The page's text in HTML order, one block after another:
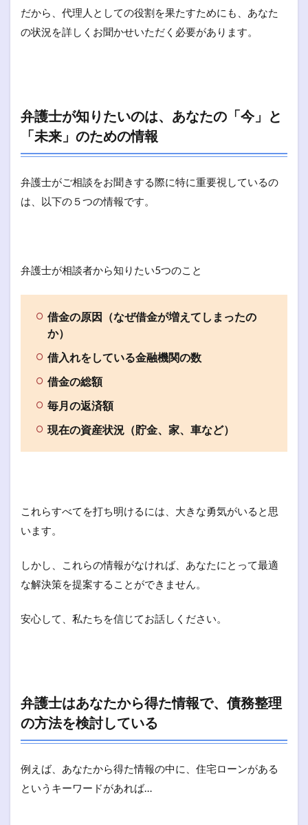
だから、代理人としての役割を果たすためにも、あなた
の状況を詳しくお聞かせいただく必要があります。
弁護士が知りたいのは、あなたの「今」と
「未来」のための情報
弁護士がご相談をお聞きする際に特に重要視しているの
は、以下の５つの情報です。
弁護士が相談者から知りたい5つのこと
借金の原因（なぜ借金が増えてしまったの
か）
借入れをしている金融機関の数
借金の総額
毎月の返済額
現在の資産状況（貯金、家、車など）
これらすべてを打ち明けるには、大きな勇気がいると思
います。
しかし、これらの情報がなければ、あなたにとって最適
な解決策を提案することができません。
安心して、私たちを信じてお話しください。
弁護士はあなたから得た情報で、債務整理
の方法を検討している
例えば、あなたから得た情報の中に、住宅ローンがある
というキーワードがあれば…